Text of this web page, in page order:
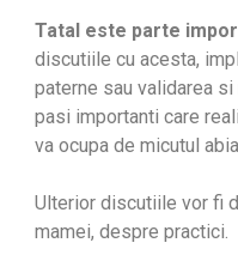
Tatal este parte
discutiile cu acesta,
paterne sau validarea
pasi importanti care
va ocupa de micutul
Ulterior discutiile vor fi
mamei, despre practici.